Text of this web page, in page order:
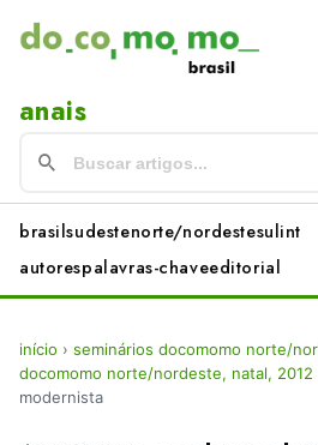
anais
brasilsudestenorte/nordestesulint
autorespalavras-chaveeditorial
início › seminários docomomo norte/
docomomo norte/nordeste, natal, 2012
modernista